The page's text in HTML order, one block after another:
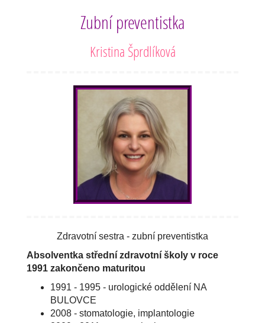
Zubní preventistka
Kristina Šprdlíková
Zdravotní sestra - zubní preventistka
Absolventka střední zdravotní školy v roce
1991 zakončeno maturitou
1991 - 1995 - urologické oddělení NA
BULOVCE
2008 - stomatologie, implantologie